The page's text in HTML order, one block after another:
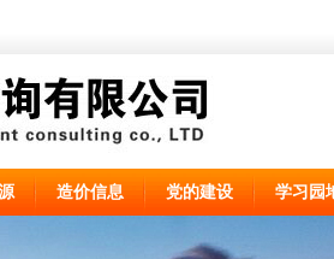
造价信息 党的建设 学习园